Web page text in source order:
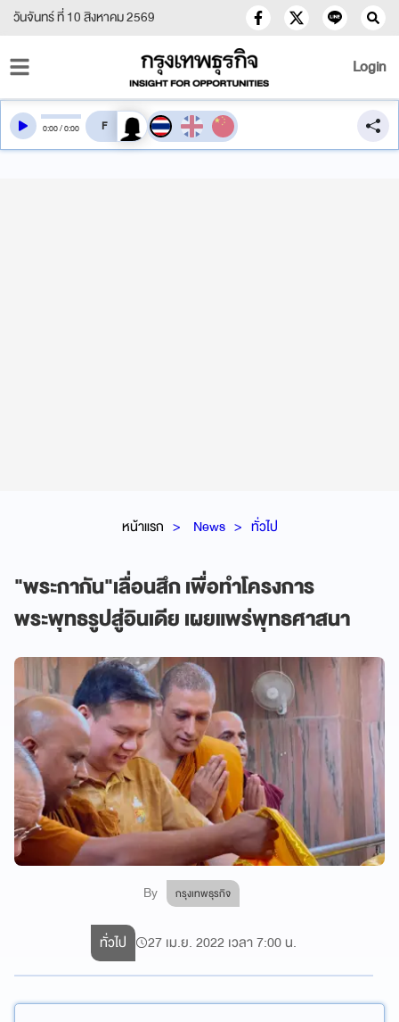
วันจันทร์ ที่ 10 สิงหาคม 2569
Login
หน้าแรก News ทั่วไป
"พระกากัน"เลื่อนสึก เพื่อทำโครงการ
พระพุทธรูปสู่อินเดีย เผยแพร่พุทธศาสนา
By กรุงเทพธุรกิจ
0:00/0:00 สลับเสียงอ่าน
ทั่วไป 27 เม.ย. 2022 เวลา 7:00 น.